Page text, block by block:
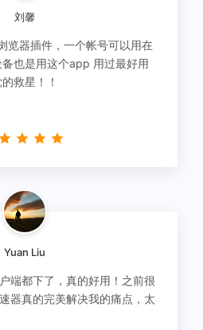
刘馨
览器插件，一个帐号可以用在
也是用这个app 用过最好用
救星！！
Yuan Liu
端都下了，真的好用！之前很
器真的完美解决我的痛点，太